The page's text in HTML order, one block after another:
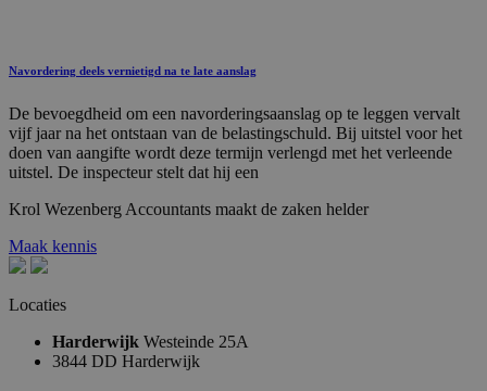
Navordering deels vernietigd na te late aanslag
De bevoegdheid om een navorderingsaanslag op te leggen vervalt
vijf jaar na het ontstaan van de belastingschuld. Bij uitstel voor het
doen van aangifte wordt deze termijn verlengd met het verleende
uitstel. De inspecteur stelt dat hij een
Krol Wezenberg Accountants maakt de zaken helder
Maak kennis
Locaties
Harderwijk Westeinde 25A
3844 DD Harderwijk